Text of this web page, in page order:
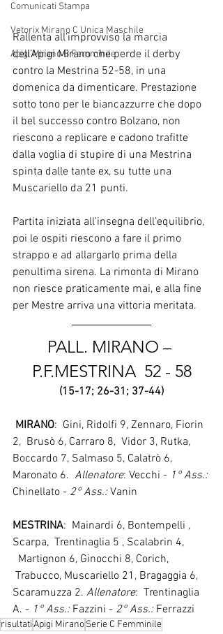
Comunicati Stampa
Vetorix Mirano C Unica Maschile
Apigi Mirano B Femminile
Rallenta all’improvviso la marcia
dell’Apigi Mirano che perde il derby
contro la Mestrina 52-58, in una
domenica da dimenticare. Prestazione
sotto tono per le biancazzurre che dopo
il bel successo contro Bolzano, non
riescono a replicare e cadono trafitte
dalla voglia di stupire di una Mestrina
spinta dalle tante ex, su tutte una
Muscariello da 21 punti.
Partita iniziata all’insegna dell’equilibrio,
poi le ospiti riescono a fare il primo
strappo e ad allargarlo prima della
penultima sirena. La rimonta di Mirano
non riesce praticamente mai, e alla fine
per Mestre arriva una vittoria meritata.
PALL. MIRANO –
P.F.MESTRINA  52 - 58
(15-17; 26-31; 37-44)
MIRANO:  Gini, Ridolfi 9, Zennaro, Fiorin
2,  Brusò 6, Carraro 8,  Vidor 3, Rutka,
Boccardo 7, Salmaso 5, Calatrò 6,
Maronato 6. Allenatore: Vecchi - 1° Ass.:
Chinellato - 2° Ass.: Vanin
MESTRINA:  Mainardi 6, Bontempelli ,
Scarpa,  Trentinaglia 5 , Scalabrin 4,
Martignon 6, Ginocchi 8, Corich,
Trabucco, Muscariello 21, Bragaggia 6,
Scaramuzza 2. Allenatore:  Trentinaglia
A. - 1° Ass.: Fazzini - 2° Ass.: Ferrazzi
risultatiApigi MiranoSerie C Femminile